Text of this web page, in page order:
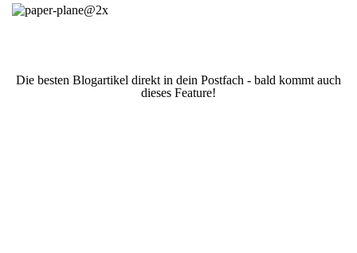
Die besten Blogartikel direkt in dein Postfach - bald kommt auch
dieses Feature!